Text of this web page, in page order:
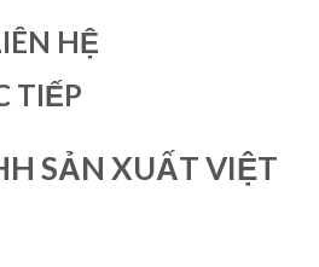
HỆ
TIẾP
SẢN XUẤT VIỆT